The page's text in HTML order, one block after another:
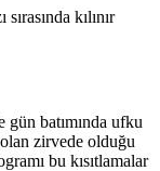
kılınır
batımında ufku
zirvede olduğu
bu kısıtlamalar